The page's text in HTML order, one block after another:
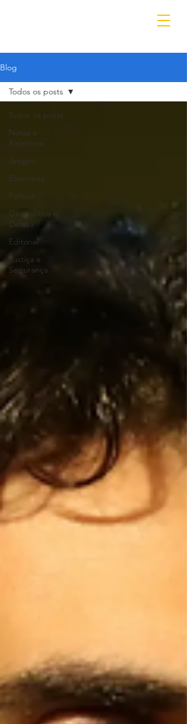
Blog
Todos os posts
Notas e
Relatórios
Artigos
Economia
Política
Geopolítica e
Defesa
Editorial
Justiça e
Segurança
Todos os posts